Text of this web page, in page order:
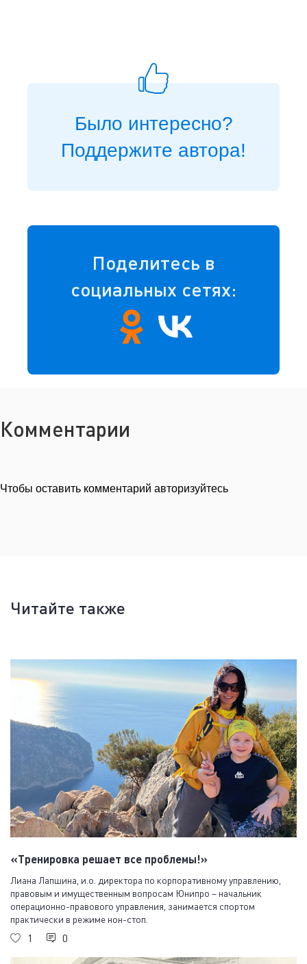
Было интересно?
Поддержите автора!
Поделитесь в
социальных сетях:
Комментарии
Чтобы оставить комментарий авторизуйтесь
Читайте также
«Тренировка решает все проблемы!»
Лиана Лапшина, и.о. директора по корпоративному управлению,
правовым и имущественным вопросам Юнипро – начальник
операционно-правового управления, занимается спортом
практически в режиме нон-стоп.
1 0